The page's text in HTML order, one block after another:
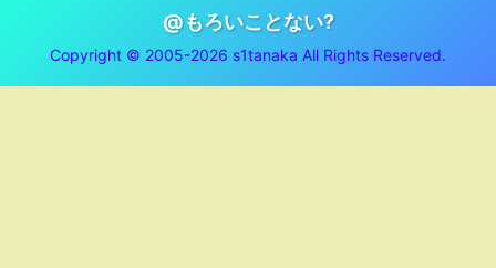
@もろいことない?
Copyright © 2005-2026 s1tanaka All Rights Reserved.